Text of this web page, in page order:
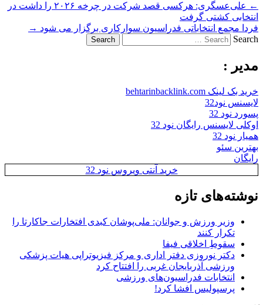
←
علی‌عسگری: هرکسی قصد شرکت در چرخه ۲۰۲۶ را داشت در
انتخابی کشتی گرفت
فردا مجمع انتخاباتی فدراسیون سوارکاری برگزار می شود →
Search
مدیر :
خرید بک لینک behtarinbacklink.com
لایسنس نود32
پسورد نود 32
اوکلی لایسنس رایگان نود 32
همیار نود 32
بهترین سئو
رایگان
خرید آنتی ویروس نود 32
نوشته‌های تازه
وزیر ورزش و جوانان: ملی‌پوشان کبدی افتخارات جاکارتا را
تکرار کنند
سقوطِ اخلاقی فیفا
دکتر نوروزی دفتر اداری و مرکز فیزیوتراپی هیات پزشکی
ورزشی آذربایجان غربی را افتتاح کرد
انتخابات فدراسیون‌های ورزشی
پرسپولیس افشا کرد!